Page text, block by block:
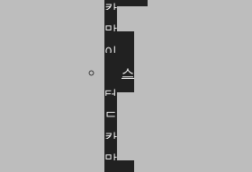
칸
막
이
스
터
드
칸
막